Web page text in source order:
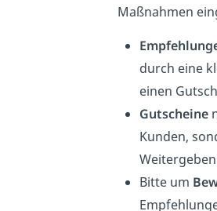
Maßnahmen
durch eine
einen
Gutscheine
Kunden,
Bitte um